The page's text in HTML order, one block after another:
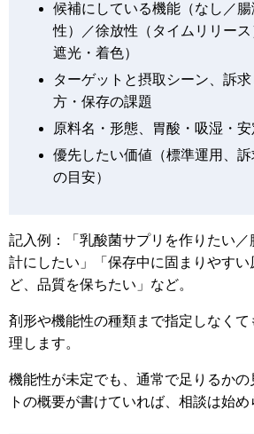
候補にしている機能（なし／
性）／徐放性（タイムリリー
遮光・着色）
ターゲットと摂取シーン、訴
方・保存の課題
原料名・形態、胃酸・吸湿・
優先したい価値（標準運用、
の目安）
記入例：「乳酸菌サプリを作りたい
計にしたい」「保存中に固まりやすい
ど、品質を保ちたい」など。
剤形や機能性の種類まで指定しなく
理します。
機能性が未定でも、通常で足りるかの
トの概要が書けていれば、相談は始め